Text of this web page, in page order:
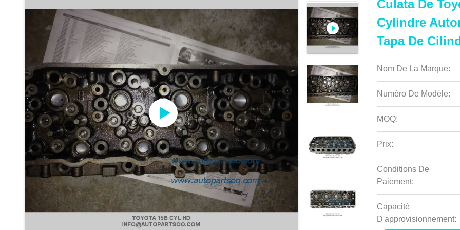
Culata De
Cylindre
Tapa De
Nom De La Marque:
Numéro De Modèle:
MOQ:
Prix:
Conditions De
Paiement:
Capacité
D'approvisionnement: